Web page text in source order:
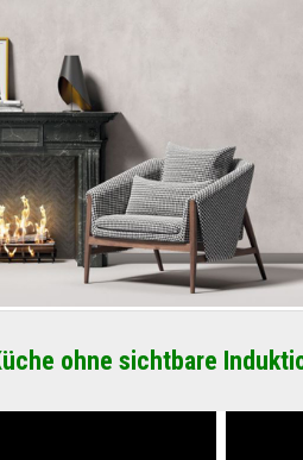
ohne sichtbare